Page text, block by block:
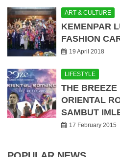
ART & CULTURE
KEMENPAR
FASHION
19 April 2018
LIFESTYLE
THE
ORIENTAL
SAMBUT
17 February 2015